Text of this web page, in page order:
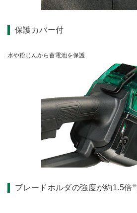
保護カバー付
水や粉じんから蓄電池を保護
ブレードホルダの強度が約1.5倍※